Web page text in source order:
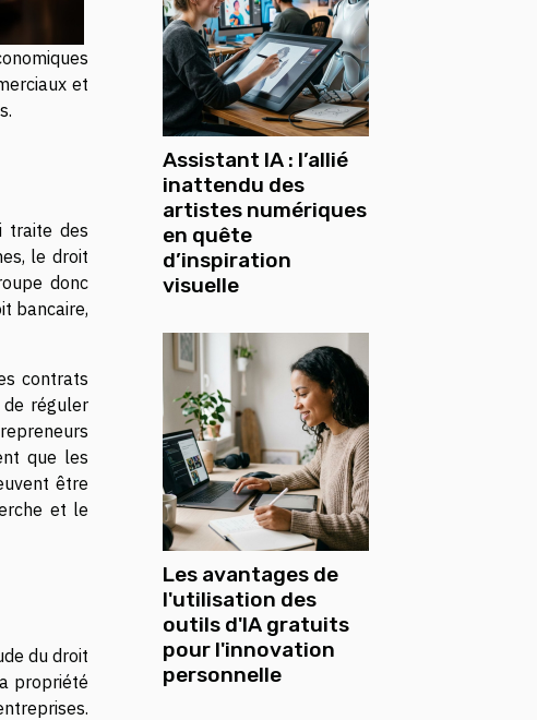
et
traite des
le droit
donc
bancaire,
contrats
réguler
que les
être
et le
du droit
propriété
Assistant IA : l’allié
inattendu des
artistes numériques
en quête
d’inspiration
visuelle
Les avantages de
l'utilisation des
outils d'IA gratuits
pour l'innovation
personnelle